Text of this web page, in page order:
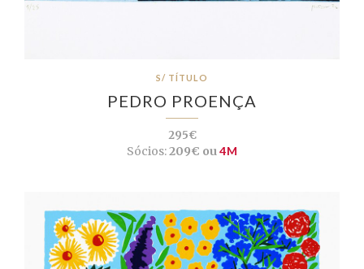
S/ TÍTULO
PEDRO PROENÇA
295€
Sócios:209€ ou 4M